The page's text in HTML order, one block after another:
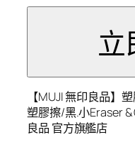
【MUJI 無印良品】
塑膠擦/黑.小Eraser
良品 官方旗艦店